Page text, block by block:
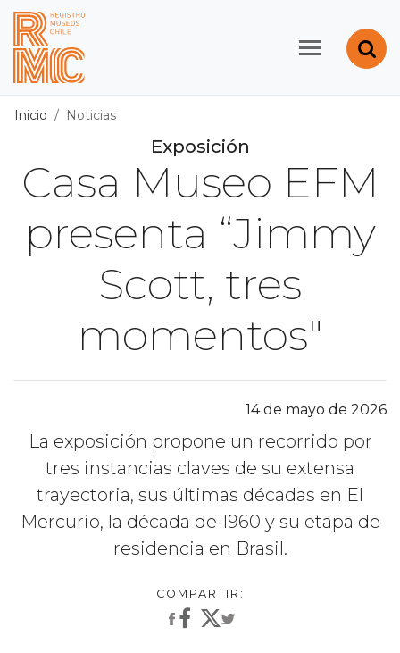
Contenido principal
Registro de Museos
Inicio Noticias
Exposición
Casa Museo EFM
presenta “Jimmy
Scott, tres
momentos"
14 de mayo de 2026
La exposición propone un recorrido por
tres instancias claves de su extensa
trayectoria, sus últimas décadas en El
Mercurio, la década de 1960 y su etapa de
residencia en Brasil.